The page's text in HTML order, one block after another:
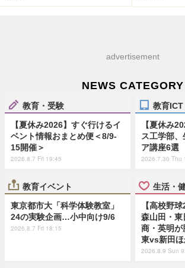
advertisement
NEWS CATEGORY
教育・受験
【夏休み2026】すぐ行けるイ
ベント情報おまとめ便＜8/9-
15開催＞
2026.8.7 Fri 19:45
教育ICT
【夏休み
ス工学部
ア講座6選
2026.7.30 Thu
教育イベント
東京都市大「科学体験教室」
24の実験企画…小中向け9/6
2026.8.7 Fri 18:15
生活・
【高校野
森山田・
商・英明
東vs新田
2026.8.9 Sun